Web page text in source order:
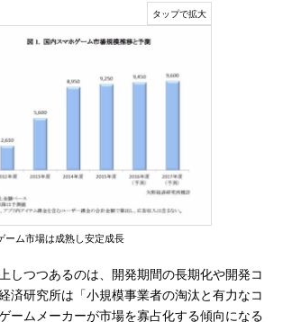
ーム市場は成熟し安定成長
しつつあるのは、開発期間の長期化や開発コ
済研究所は「小規模事業者の淘汰と有力なコ
ームメーカーが市場を寡占化する傾向になる